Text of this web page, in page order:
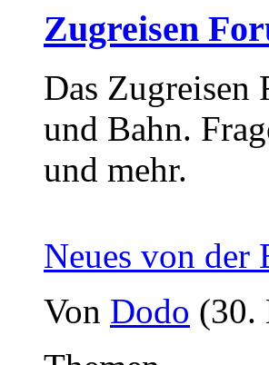
Zugreisen
Das Zugreisen
und Bahn.
und mehr.
Neues von der
Von Dodo (30.